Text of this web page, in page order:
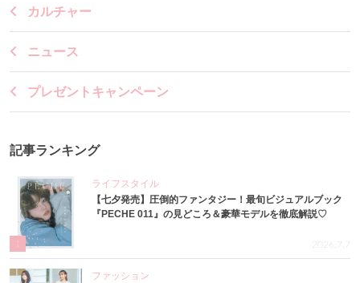
カルチャー
ニュース
プレゼントキャンペーン
記事ランキング
ライフスタイル
【七夕発売】圧倒的ファンタジー！最旬ビジュアルブック
『PECHE 011』の見どころ＆豪華モデルを徹底解説♡
2026.7.7
ファッション